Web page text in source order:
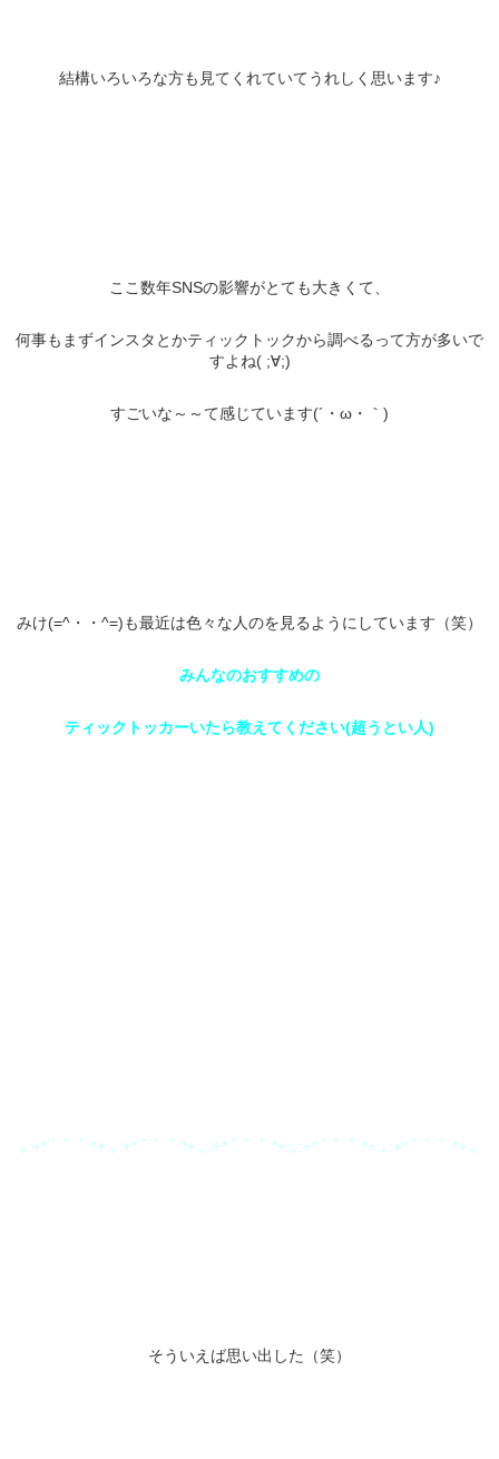
結構いろいろな方も見てくれていてうれしく思います♪
ここ数年SNSの影響がとても大きくて、
何事もまずインスタとかティックトックから調べるって方が多いで
すよね( ;∀;)
すごいな～～て感じています(´・ω・｀)
みけ(=^・・^=)も最近は色々な人のを見るようにしています（笑）
みんなのおすすめの
ティックトッカーいたら教えてください(超うとい人)
｡:+* ﾟ ゜ﾟ *+:｡:+* ﾟ ゜ﾟ *+:｡:+* ﾟ ゜ﾟ *+:｡:+* ﾟ ゜ﾟ *+:｡:+* ﾟ ゜ﾟ *+:｡
そういえば思い出した（笑）